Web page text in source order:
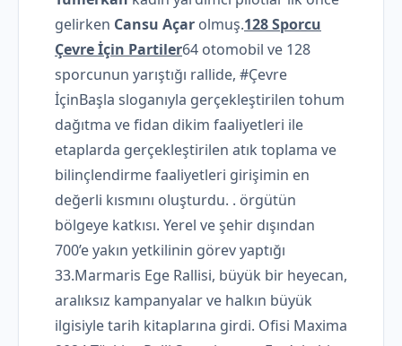
gelirken Cansu Açar olmuş.128 Sporcu
Çevre İçin Partiler64 otomobil ve 128
sporcunun yarıştığı rallide, #Çevre
İçinBaşla sloganıyla gerçekleştirilen tohum
dağıtma ve fidan dikim faaliyetleri ile
etaplarda gerçekleştirilen atık toplama ve
bilinçlendirme faaliyetleri girişimin en
değerli kısmını oluşturdu. . örgütün
bölgeye katkısı. Yerel ve şehir dışından
700’e yakın yetkilinin görev yaptığı
33.Marmaris Ege Rallisi, büyük bir heyecan,
aralıksız kampanyalar ve halkın büyük
ilgisiyle tarih kitaplarına girdi. Ofisi Maxima